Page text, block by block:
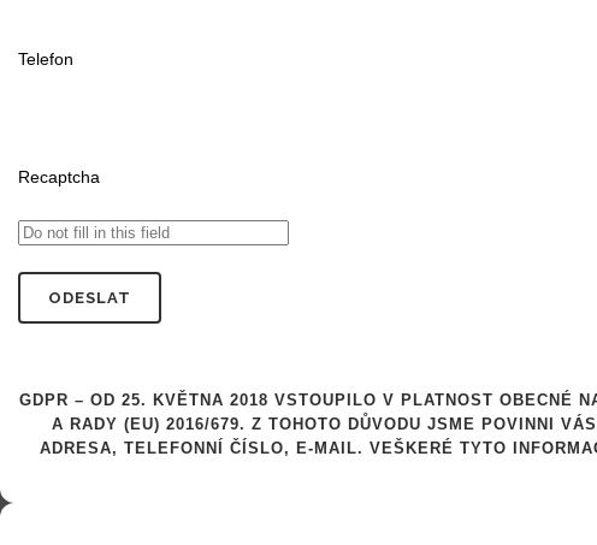
Telefon
Recaptcha
GDPR – OD 25. KVĚTNA 2018 VSTOUPILO V PLATNOST OBECNÉ
A RADY (EU) 2016/679. Z TOHOTO DŮVODU JSME POVINNI
ADRESA, TELEFONNÍ ČÍSLO, E-MAIL. VEŠKERÉ TYTO